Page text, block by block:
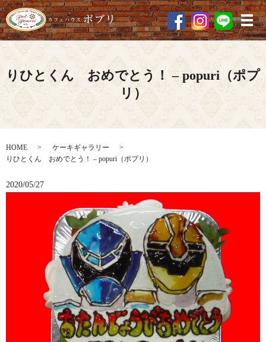
メ
りひとくん おめでとう！ – popuri（ポプ
リ）
HOME
ケーキギャラリー
りひとくん おめでとう！ – popuri（ポプリ）
2020/05/27